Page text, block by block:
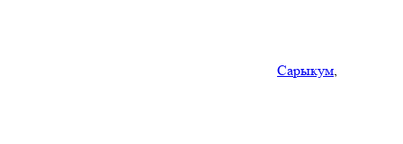
Сарыкум,